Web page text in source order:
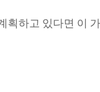
획하고 있다면 이